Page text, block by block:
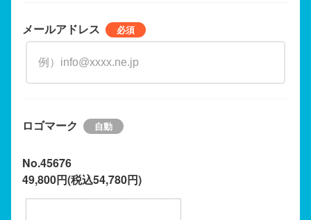
メールアドレス
ロゴマーク
No.45676
49,800円(税込54,780円)